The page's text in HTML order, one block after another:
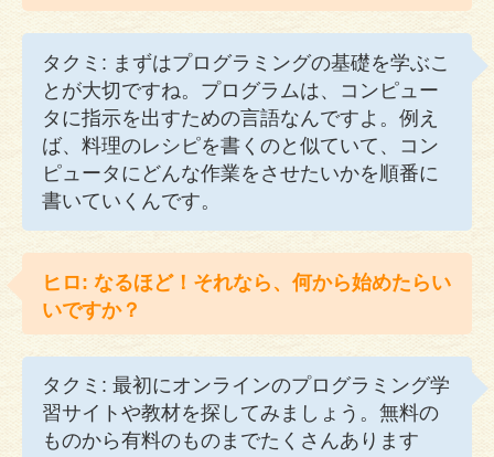
タクミ: まずはプログラミングの基礎を学ぶこ
とが大切ですね。プログラムは、コンピュー
タに指示を出すための言語なんですよ。例え
ば、料理のレシピを書くのと似ていて、コン
ピュータにどんな作業をさせたいかを順番に
書いていくんです。
ヒロ: なるほど！それなら、何から始めたらい
いですか？
タクミ: 最初にオンラインのプログラミング学
習サイトや教材を探してみましょう。無料の
ものから有料のものまでたくさんあります